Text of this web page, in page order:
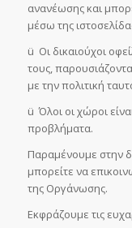
ανανέωσης και
μέσω της
ü Οι δικαιούχοι
τους,
με την πολιτική
ü Όλοι οι χώροι
προβλήματα.
Παραμένουμε στην
μπορείτε να
της Οργάνωσης.
Εκφράζουμε τις